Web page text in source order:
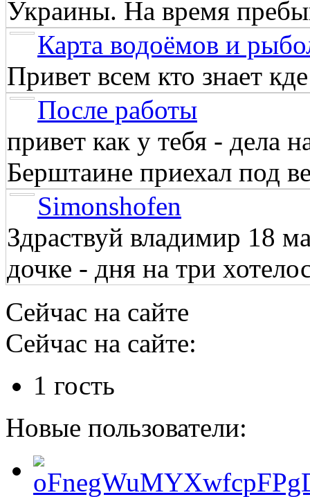
Украины. На время
Карта водоёмов и
Привет всем кто знает
После работы
привет как у тебя - дела
Берштаине приехал под
Simonshofen
Здраствуй владимир 18
дочке - дня на три
Сейчас на сайте
Сейчас на сайте:
1 гость
Новые пользователи: